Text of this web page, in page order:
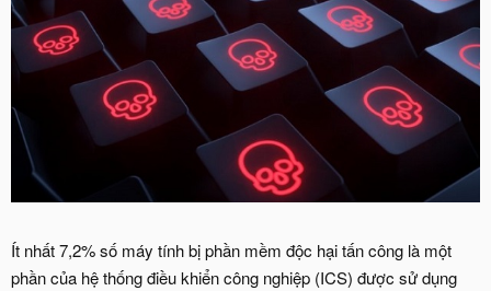
Ít nhất 7,2% số máy tính bị phần mềm độc hại tấn công là một
phần của hệ thống điều khiển công nghiệp (ICS) được sử dụng